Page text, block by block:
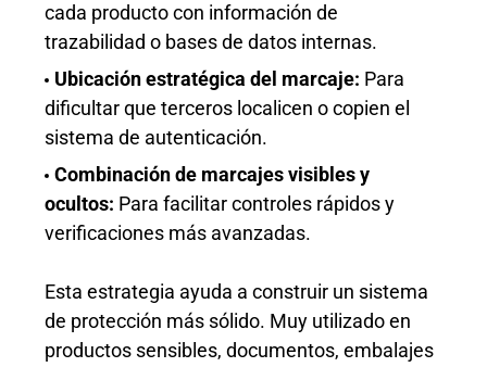
cada producto con información de
trazabilidad o bases de datos internas.
Ubicación estratégica del marcaje: Para
dificultar que terceros localicen o copien el
sistema de autenticación.
Combinación de marcajes visibles y
ocultos: Para facilitar controles rápidos y
verificaciones más avanzadas.
Esta estrategia ayuda a construir un sistema
de protección más sólido. Muy utilizado en
productos sensibles, documentos, embalajes